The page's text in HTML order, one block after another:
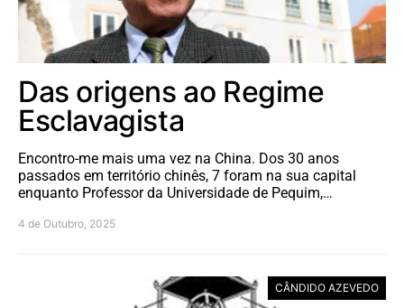
Das origens ao Regime
Esclavagista
Encontro-me mais uma vez na China. Dos 30 anos
passados em território chinês, 7 foram na sua capital
enquanto Professor da Universidade de Pequim,…
4 de Outubro, 2025
CÂNDIDO AZEVEDO